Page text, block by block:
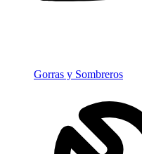
Gorras y Sombreros